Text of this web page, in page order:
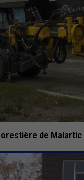
de Malartic